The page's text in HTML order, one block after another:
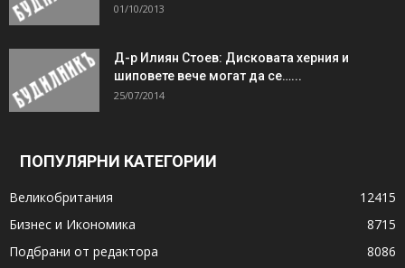
01/10/2013
Д-р Илиян Стоев: Дисковата херния и
шиповете вече могат да се…...
25/07/2014
ПОПУЛЯРНИ КАТЕГОРИИ
Великобритания
12415
Бизнес и Икономика
8715
Подбрани от редактора
8086